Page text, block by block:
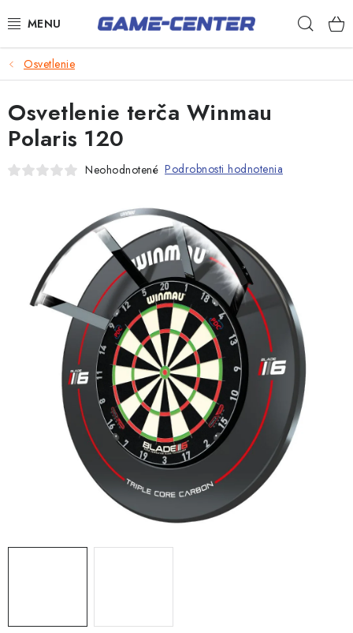
na
Šípky
Poker
Stolný futbal
Darčekové poukazy
Kontakty
Osvetlenie
Osvetlenie terča Winmau
Polaris 120
Neohodnotené Podrobnosti hodnotenia